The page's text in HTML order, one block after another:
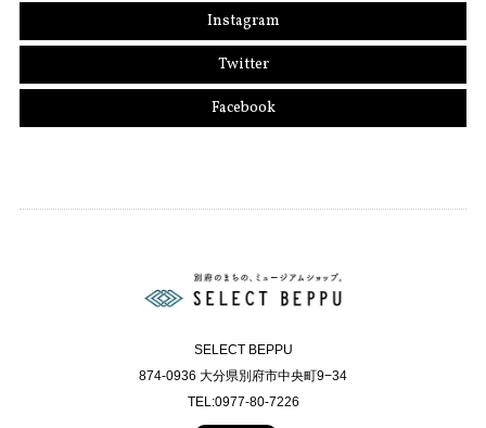
Instagram
Twitter
Facebook
SELECT BEPPU
874-0936 大分県別府市中央町9−34
TEL:0977-80-7226